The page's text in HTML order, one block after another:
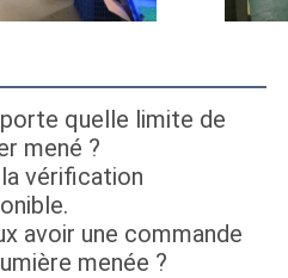
quelle limite de
mené ?
vérification
.
avoir une commande
menée ?